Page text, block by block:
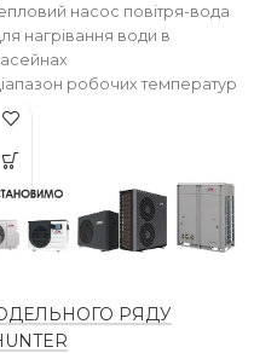
насос повітря-вода
нагрівання води в
робочих температур
-15 ° C до + 43 ° C
Fi управління
викид повітря
РЯДУ